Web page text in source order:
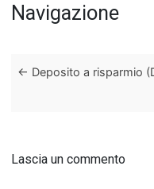
Navigazione
← Deposito a risparmio
Lascia un commento